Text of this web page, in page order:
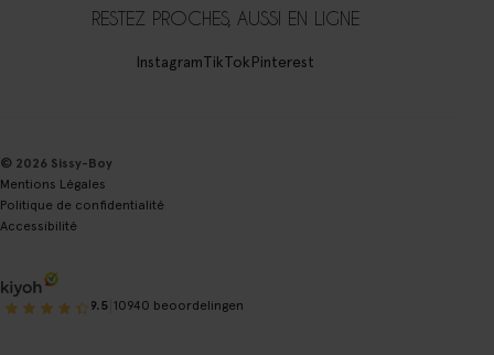
RESTEZ PROCHES, AUSSI EN LIGNE
InstagramTikTokPinterest
© 2026 Sissy-Boy
Mentions Légales
Politique de confidentialité
Accessibilité
9.5 10940 beoordelingen